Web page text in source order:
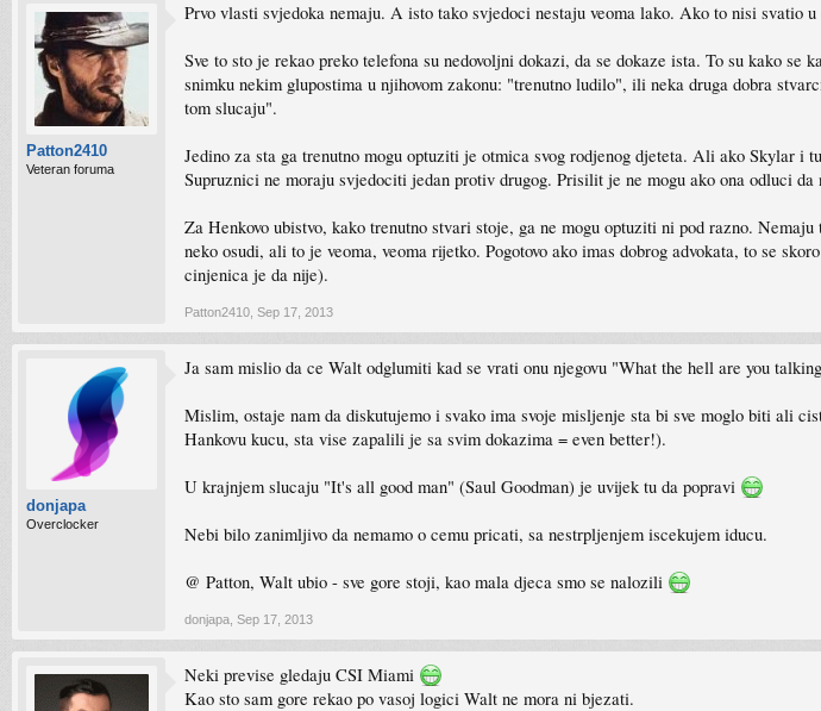
Patton2410
Veteran foruma
Prvo vlasti svjedoka nemaju. A isto tako svjedoci nestaju veoma lako. Ako to nisi svatio
Sve to sto je rekao preko telefona su nedovoljni dokazi, da se dokaze ista. To su kako
snimku nekim glupostima u njihovom zakonu: "trenutno ludilo", ili neka druga dobra
tom slucaju".
Jedino za sta ga trenutno mogu optuziti je otmica svog rodjenog djeteta. Ali ako Skylar
Supruznici ne moraju svjedociti jedan protiv drugog. Prisilit je ne mogu ako ona odluci da
Za Henkovo ubistvo, kako trenutno stvari stoje, ga ne mogu optuziti ni pod razno.
neko osudi, ali to je veoma, veoma rijetko. Pogotovo ako imas dobrog advokata, to se
cinjenica je da nije).
Patton2410 Sep 17, 2013
donjapa
Overclocker
Ja sam mislio da ce Walt odglumiti kad se vrati onu njegovu "What the hell are you
Mislim, ostaje nam da diskutujemo i svako ima svoje misljenje sta bi sve moglo biti ali
Hankovu kucu, sta vise zapalili je sa svim dokazima = even better!).
U krajnjem slucaju "It's all good man" (Saul Goodman) je uvijek tu da popravi
Nebi bilo zanimljivo da nemamo o cemu pricati, sa nestrpljenjem iscekujem iducu.
@ Patton, Walt ubio - sve gore stoji, kao mala djeca smo se nalozili
donjapa Sep 17, 2013
Neki previse gledaju CSI Miami
Kao sto sam gore rekao po vasoj logici Walt ne mora ni bjezati.